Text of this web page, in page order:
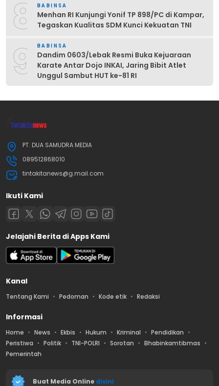
8 BABINSA
Menhan RI Kunjungi Yonif TP 898/PC di Kampar,
Tegaskan Kualitas SDM Kunci Kekuatan TNI
9 BABINSA
Dandim 0603/Lebak Resmi Buka Kejuaraan
Karate Antar Dojo INKAI, Jaring Bibit Atlet
Unggul Sambut HUT ke-81 RI
PT. DUA SAMUDRA MEDIA
089512868010
tintakitanews@g.mail.com
Ikuti Kami
Jelajahi Berita di Apps Kami
Kanal
Tentang Kami Pedoman Kode etik Redaksi
Informasi
Home News Ekbis Hukum Kriminal
Pendidikan
Peristiwa
Politik TNI-POLRI Sorotan
Bhabinkamtibmas
Pemerintah
Buat Media Online disini